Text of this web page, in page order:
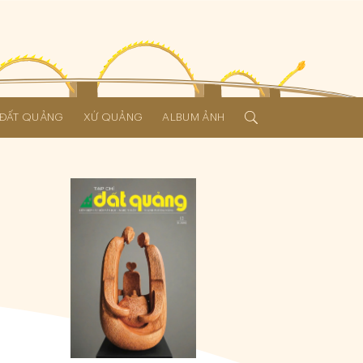
QUẢNG XỨ QUẢNG ALBUM ẢNH